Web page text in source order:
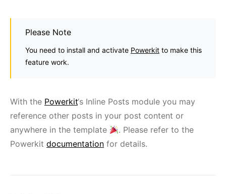
Please Note
You need to install and activate Powerkit to make this
feature work.
With the Powerkit‘s Inline Posts module you may
reference other posts in your post content or
anywhere in the template
. Please refer to the
Powerkit documentation for details.